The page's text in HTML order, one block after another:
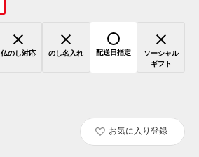
仏のし対応 のし名入れ 配送日指定
ソーシャル
ギフト
お気に入り登録